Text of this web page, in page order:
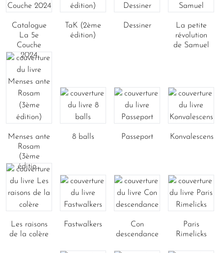
Catalogue
La 5e
Couche
2024
TaK (2ème
édition)
Dessiner
La petite
révolution
de Samuel
Menses ante
Rosam
(3ème
éditio...
8 balls Passeport Konvalescens
Les raisons
de la colère
Fastwalkers
Con
descendance
Paris
Rimelicks